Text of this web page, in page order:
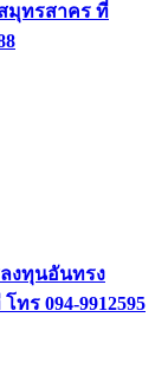
มุทรสาคร ที่
งทุนอันทรง
ร 094-9912595